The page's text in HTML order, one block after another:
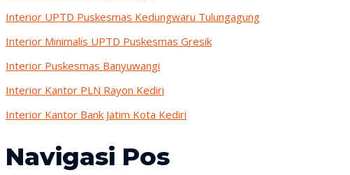
Interior UPTD Puskesmas Kedungwaru Tulungagung
Interior Minimalis UPTD Puskesmas Gresik
Interior Puskesmas Banyuwangi
Interior Kantor PLN Rayon Kediri
Interior Kantor Bank Jatim Kota Kediri
Navigasi Pos